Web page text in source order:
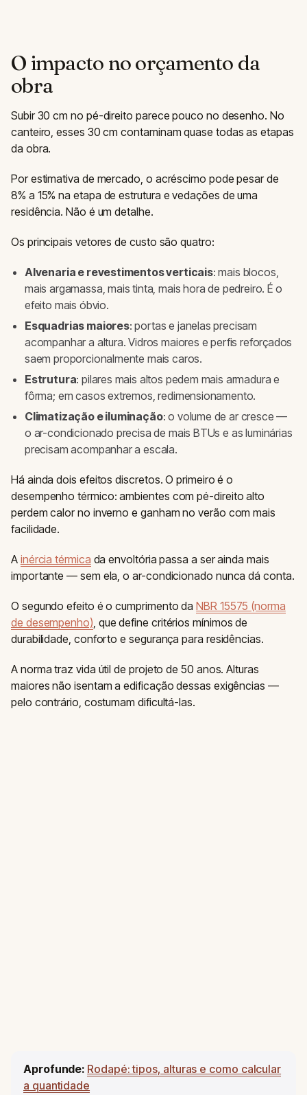
O impacto no orçamento da
obra
Subir 30 cm no pé-direito parece pouco no desenho. No
canteiro, esses 30 cm contaminam quase todas as etapas
da obra.
Por estimativa de mercado, o acréscimo pode pesar de
8% a 15% na etapa de estrutura e vedações de uma
residência. Não é um detalhe.
Os principais vetores de custo são quatro:
Alvenaria e revestimentos verticais: mais blocos,
mais argamassa, mais tinta, mais hora de pedreiro. É o
efeito mais óbvio.
Esquadrias maiores: portas e janelas precisam
acompanhar a altura. Vidros maiores e perfis reforçados
saem proporcionalmente mais caros.
Estrutura: pilares mais altos pedem mais armadura e
fôrma; em casos extremos, redimensionamento.
Climatização e iluminação: o volume de ar cresce —
o ar-condicionado precisa de mais BTUs e as luminárias
precisam acompanhar a escala.
Há ainda dois efeitos discretos. O primeiro é o
desempenho térmico: ambientes com pé-direito alto
perdem calor no inverno e ganham no verão com mais
facilidade.
A inércia térmica da envoltória passa a ser ainda mais
importante — sem ela, o ar-condicionado nunca dá conta.
O segundo efeito é o cumprimento daNBR 15575 (norma
de desempenho) , que define critérios mínimos de
durabilidade, conforto e segurança para residências.
A norma traz vida útil de projeto de 50 anos. Alturas
maiores não isentam a edificação dessas exigências —
pelo contrário, costumam dificultá-las.
Aprofunde: Rodapé: tipos, alturas e como calcular
a quantidade